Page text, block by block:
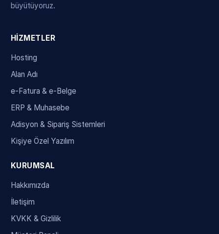
büyütüyoruz.
HIZMETLER
Hosting
Alan Adı
e-Fatura & e-Belge
ERP & Muhasebe
Adisyon & Sipariş Sistemleri
Kişiye Özel Yazılım
KURUMSAL
Hakkımızda
İletişim
KVKK & Gizlilik